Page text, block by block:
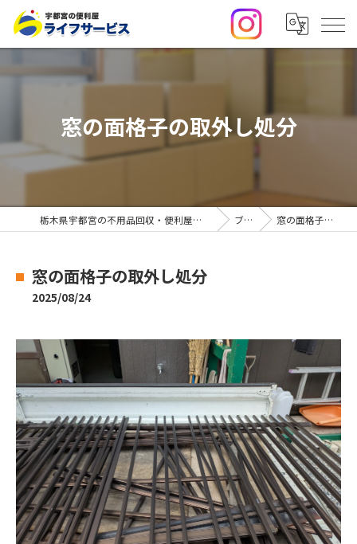
窓の面格子の取外し処分
栃木県宇都宮の不用品回収・便利屋なら合同会社ライフサービス ブログ 窓の面格子の取外し処分
窓の面格子の取外し処分
2025/08/24